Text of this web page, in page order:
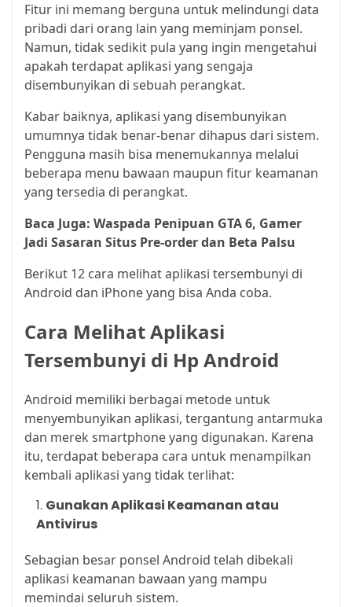
Fitur ini memang berguna untuk melindungi data
pribadi dari orang lain yang meminjam ponsel.
Namun, tidak sedikit pula yang ingin mengetahui
apakah terdapat aplikasi yang sengaja
disembunyikan di sebuah perangkat.
Kabar baiknya, aplikasi yang disembunyikan
umumnya tidak benar-benar dihapus dari sistem.
Pengguna masih bisa menemukannya melalui
beberapa menu bawaan maupun fitur keamanan
yang tersedia di perangkat.
Baca Juga: Waspada Penipuan GTA 6, Gamer
Jadi Sasaran Situs Pre-order dan Beta Palsu
Berikut 12 cara melihat aplikasi tersembunyi di
Android dan iPhone yang bisa Anda coba.
Cara Melihat Aplikasi
Tersembunyi di Hp Android
Android memiliki berbagai metode untuk
menyembunyikan aplikasi, tergantung antarmuka
dan merek smartphone yang digunakan. Karena
itu, terdapat beberapa cara untuk menampilkan
kembali aplikasi yang tidak terlihat:
Gunakan Aplikasi Keamanan atau
Antivirus
Sebagian besar ponsel Android telah dibekali
aplikasi keamanan bawaan yang mampu
memindai seluruh sistem.